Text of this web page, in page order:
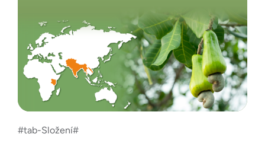
#tab-Složení#